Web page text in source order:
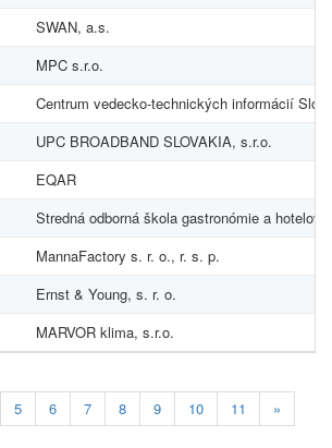
SWAN, a.s.
MPC s.r.o.
Centrum vedecko-technických informácií
UPC BROADBAND SLOVAKIA, s.r.o.
EQAR
Stredná odborná škola gastronómie a
MannaFactory s. r. o., r. s. p.
Ernst & Young, s. r. o.
MARVOR klima, s.r.o.
5 6 7 8 9 10 11 »